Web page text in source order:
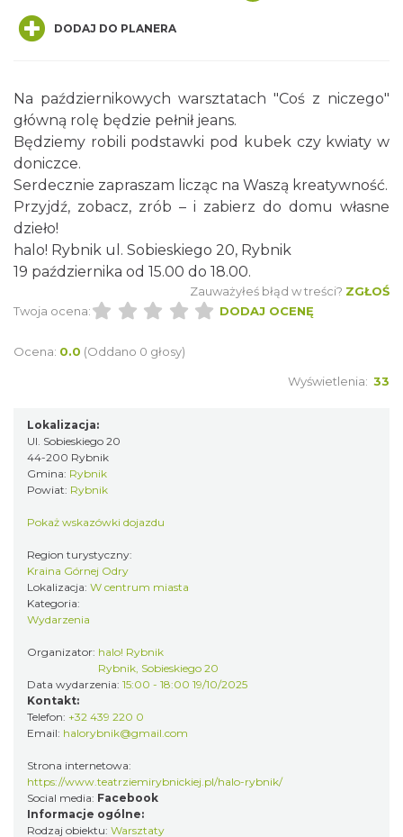
Spotkanie miłośników numizmatów
Rybnik
0.00 km
Wakacyjne Warsztaty Malarskie "Rybnik -
Rybnik
0.00 km
Coś z niczego - organizery z tektury, z
Rybnik
0.00 km
DODAJ DO PLANERA
Na październikowych warsztatach "Coś z niczego"
główną rolę będzie pełnił jeans.
Będziemy robili podstawki pod kubek czy kwiaty w
doniczce.
Serdecznie zapraszam licząc na Waszą kreatywność.
Przyjdź, zobacz, zrób – i zabierz do domu własne
dzieło!
halo! Rybnik ul. Sobieskiego 20, Rybnik
19 października od 15.00 do 18.00.
Zauważyłeś błąd w treści? ZGŁOŚ
Twoja ocena:
DODAJ OCENĘ
Ocena: 0.0 (Oddano 0 głosy)
Wyświetlenia: 33
Lokalizacja:
Ul. Sobieskiego 20
44-200 Rybnik
Gmina: Rybnik
Powiat: Rybnik
Pokaż wskazówki dojazdu
Region turystyczny:
Kraina Górnej Odry
Lokalizacja: W centrum miasta
Kategoria:
Wydarzenia
Organizator: halo! Rybnik
Rybnik, Sobieskiego 20
Data wydarzenia: 15:00 - 18:00 19/10/2025
Kontakt:
Telefon: +32 439 220 0
Email: halorybnik@gmail.com
Strona internetowa:
https://www.teatrziemirybnickiej.pl/halo-rybnik/
Social media: Facebook
Informacje ogólne:
Rodzaj obiektu: Warsztaty